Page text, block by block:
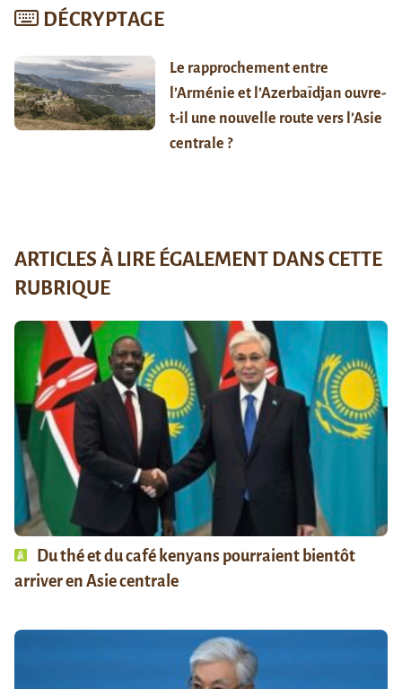
DÉCRYPTAGE
Le rapprochement entre
l’Arménie et l’Azerbaïdjan ouvre-
t-il une nouvelle route vers l’Asie
centrale ?
ARTICLES À LIRE ÉGALEMENT DANS CETTE
RUBRIQUE
Du thé et du café kenyans pourraient bientôt
arriver en Asie centrale